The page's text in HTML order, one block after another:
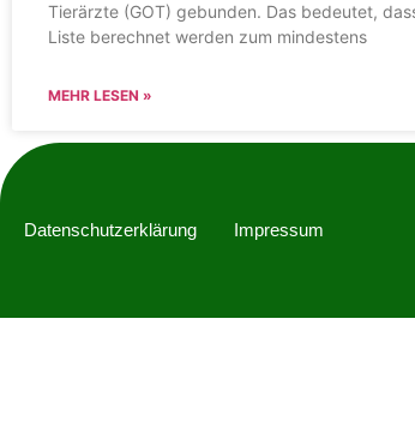
Tierärzte (GOT) gebunden. Das bedeutet,
Liste berechnet werden zum mindestens
MEHR LESEN »
Datenschutzerklärung Impressum